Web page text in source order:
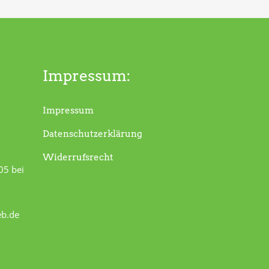
bei
Impressum:
Impressum
Datenschutzerklärung
Widerrufsrecht